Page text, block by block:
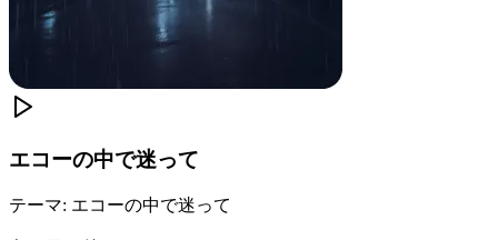
エコーの中で迷って
テーマ: エコーの中で迷って